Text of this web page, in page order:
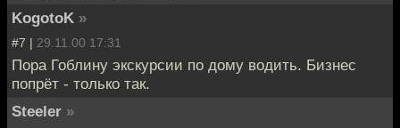
KogotoK »
#7 | 29.11.00 17:31
Пора Гоблину экскурсии по дому водить. Бизнес
попрёт - только так.
Steeler »